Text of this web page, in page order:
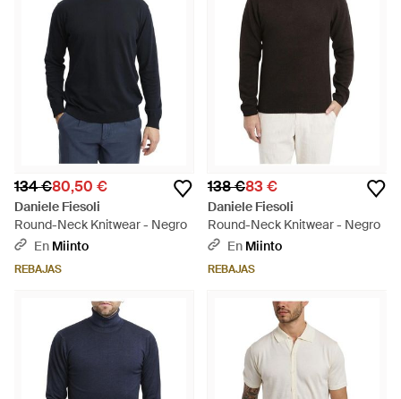
134 €80,50 €
Daniele Fiesoli
Round-Neck Knitwear - Negro
En Miinto
REBAJAS
138 €83 €
Daniele Fiesoli
Round-Neck Knitwear - Negro
En Miinto
REBAJAS